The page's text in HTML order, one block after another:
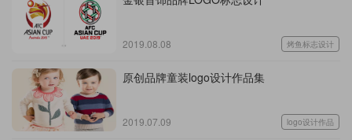
2019.08.08 烤鱼标志设计
原创品牌童装logo设计作品集
2019.07.09 logo设计作品